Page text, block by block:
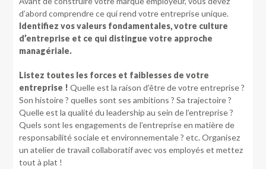
d’abord comprendre ce qui rend votre entreprise unique.
Identifiez vos valeurs fondamentales, votre culture
d’entreprise et ce qui distingue votre approche
managériale.
Listez toutes les forces et faiblesses de votre
entreprise ! Quelle est la raison d’être de votre entreprise ?
Son histoire ? quelles sont ses ambitions ? Sa trajectoire ?
Quelle est la qualité du leadership au sein de l’entreprise ?
Quels sont les engagements de l’entreprise en matière de
responsabilité sociale et environnementale ? etc. Organisez
un atelier de travail collaboratif avec vos employés et mettez
tout à plat !